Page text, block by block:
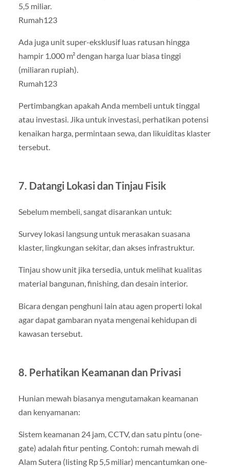
5,5 miliar.
Rumah123
Ada juga unit super-eksklusif luas ratusan hingga
hampir 1.000 m² dengan harga luar biasa tinggi
(miliaran rupiah).
Rumah123
Pertimbangkan apakah Anda membeli untuk tinggal
atau investasi. Jika untuk investasi, perhatikan potensi
kenaikan harga, permintaan sewa, dan likuiditas klaster
tersebut.
7. Datangi Lokasi dan Tinjau Fisik
Sebelum membeli, sangat disarankan untuk:
Survey lokasi langsung untuk merasakan suasana
klaster, lingkungan sekitar, dan akses infrastruktur.
Tinjau show unit jika tersedia, untuk melihat kualitas
material bangunan, finishing, dan desain interior.
Bicara dengan penghuni lain atau agen properti lokal
agar dapat gambaran nyata mengenai kehidupan di
kawasan tersebut.
8. Perhatikan Keamanan dan Privasi
Hunian mewah biasanya mengutamakan keamanan
dan kenyamanan:
Sistem keamanan 24 jam, CCTV, dan satu pintu (one-
gate) adalah fitur penting. Contoh: rumah mewah di
Alam Sutera (listing Rp 5,5 miliar) mencantumkan one-